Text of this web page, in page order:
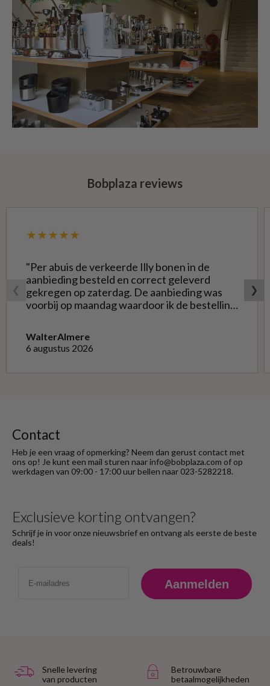
Bobplaza reviews
❮
★★★★★
"Per abuis de verkeerde Illy bonen in de
aanbieding besteld en correct geleverd
gekregen op zaterdag. De aanbieding was
voorbij op maandag waardoor ik de bestelling
worden voor de goede; dat kon misschien in
Haarlem bij de winkel. Op meerdere mails
WalterAlmere
6 augustus 2026
❯
Contact
Heb je een vraag of opmerking? Neem dan gerust contact met
ons op! Je kunt een mail sturen naar info@bobplaza.com of op
werkdagen van 09:00 - 17:00 uur bellen naar 023-5282218.
Exclusieve korting ontvangen?
Schrijf je in voor onze nieuwsbrief en ontvang als eerste de beste
deals!
Aanmelden
Snelle levering
van producten
Betrouwbare
betaalmogelijkheden